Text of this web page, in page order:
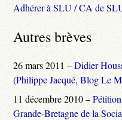
Adhérer à SLU / CA de
Autres brèves
26 mars 2011 –Didier
(Philippe Jacqué, Blog Le
11 décembre 2010 –
Grande-Bretagne de la